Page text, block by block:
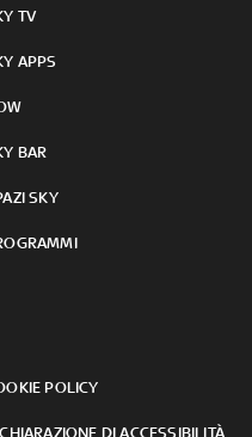
TV
APPS
BAR
SKY
POLICY
DI ACCESSIBILITÀ